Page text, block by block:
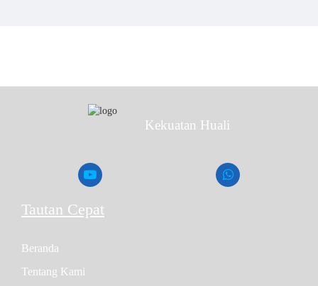
Set generator diesel Perkins 1500kW>
Kekuatan Huali
Tautan Cepat
Beranda
Tentang Kami